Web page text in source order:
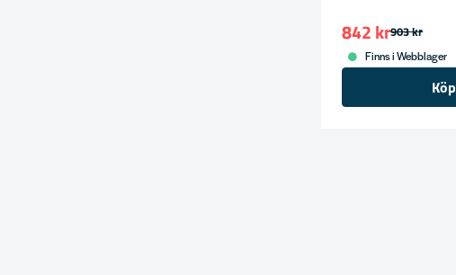
903 kr
842 kr
Finns i Webblager
Köp